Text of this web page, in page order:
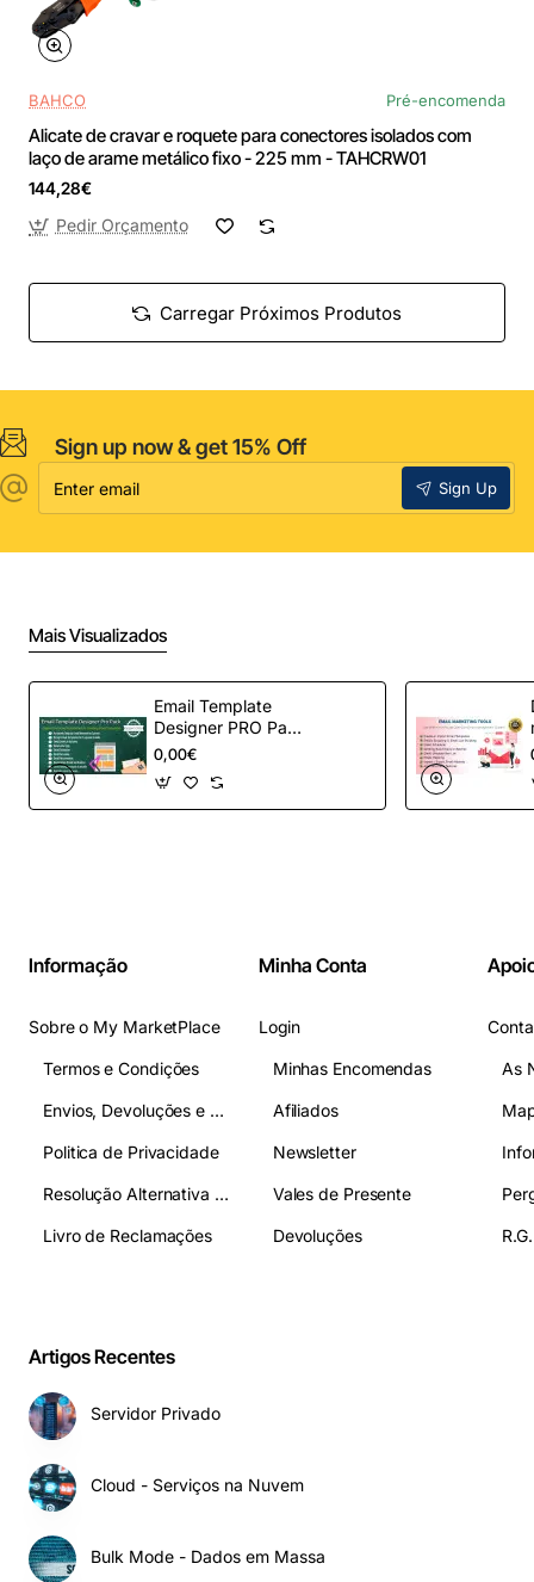
BAHCO Pré-encomenda
Alicate de cravar e roquete para conectores isolados com
laço de arame metálico fixo - 225 mm - TAHCRW01
144,28€
Pedir Orçamento
Carregar Próximos Produtos
Sign up now & get 15% Off
Enter
email
Sign Up
Mais Visualizados
Email Template
Designer PRO Pack
– Automação de e-
mail definitiva para
OpenCart
0,00€
Informação
Sobre o My MarketPlace
Termos e Condições
Envios, Devoluções e Pagamentos
Politica de Privacidade
Resolução Alternativa de Litígios
Livro de Reclamações
Minha Conta
Login
Minhas Encomendas
Afiliados
Newsletter
Vales de Presente
Devoluções
As
Artigos Recentes
Servidor Privado
Cloud - Serviços na Nuvem
Bulk Mode - Dados em Massa